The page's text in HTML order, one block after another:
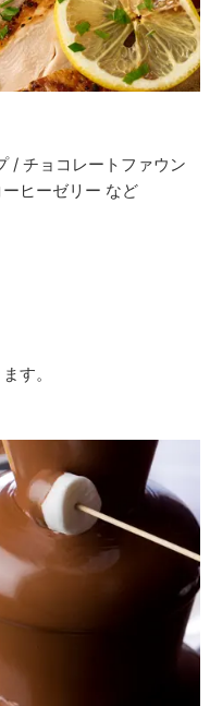
/ チョコレートファウン
ヒーゼリー など
す。